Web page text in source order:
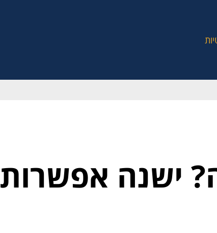
ישנה אפשרות